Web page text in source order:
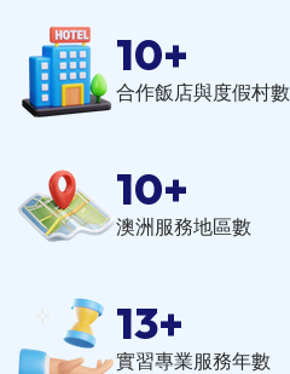
10+
合作飯店與度假村數
10+
澳洲服務地區數
13+
實習專業服務年數